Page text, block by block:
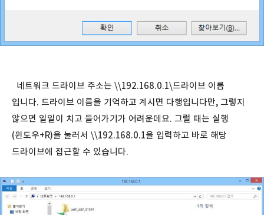
네트워크 드라이브 주소는 \\192.168.0.1\드라이브 이름
입니다. 드라이브 이름을 기억하고 계시면 다행입니다만, 그렇지
않으면 일일이 치고 들어가기가 어려운데요. 그럴 때는 실행
(윈도우+R)을 눌러서 \\192.168.0.1을 입력하고 바로 해당
드라이브에 접근할 수 있습니다.